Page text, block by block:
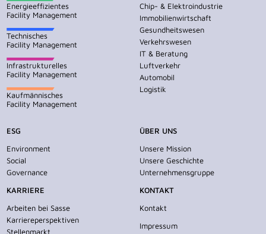
Energieeffizientes
Facility Management
Technisches
Facility Management
Infrastrukturelles
Facility Management
Kaufmännisches
Facility Management
Chip- & Elektroindustrie
Immobilienwirtschaft
Gesundheitswesen
Verkehrswesen
IT & Beratung
Luftverkehr
Automobil
Logistik
ESG
Environment
Social
Governance
KARRIERE
Arbeiten bei Sasse
Karriereperspektiven
Stellenmarkt
ÜBER UNS
Unsere Mission
Unsere Geschichte
Unternehmensgruppe
KONTAKT
Kontakt
Impressum